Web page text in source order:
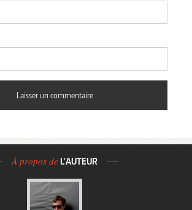
À propos de L'AUTEUR